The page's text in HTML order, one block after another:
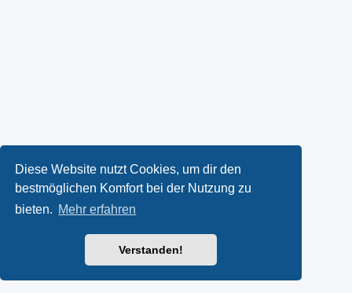
Diese Website nutzt Cookies, um dir den
bestmöglichen Komfort bei der Nutzung zu
bieten. Mehr erfahren
Verstanden!